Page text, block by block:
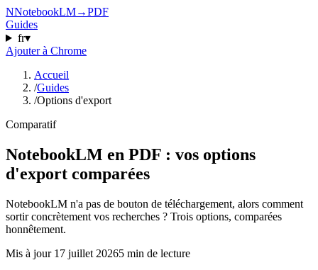
NNotebookLM→PDF
Guides
fr▾
Ajouter à Chrome
Accueil
/Guides
/Options d'export
Comparatif
NotebookLM en PDF : vos options
d'export comparées
NotebookLM n'a pas de bouton de téléchargement, alors comment
sortir concrètement vos recherches ? Trois options, comparées
honnêtement.
Mis à jour 17 juillet 20265 min de lecture